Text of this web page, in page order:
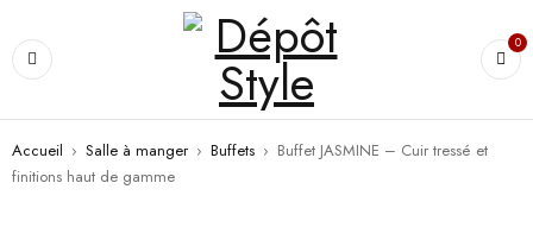
0
Accueil › Salle à manger › Buffets › Buffet JASMINE – Cuir tressé et
finitions haut de gamme